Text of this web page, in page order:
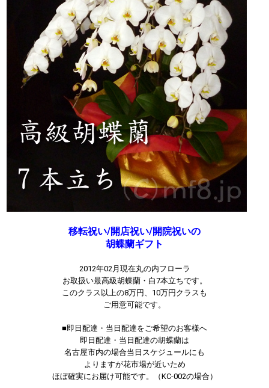
移転祝い/開店祝い/開院祝いの
胡蝶蘭ギフト
2012年02月現在丸の内フローラ
お取扱い最高級胡蝶蘭・白7本立ちです。
このクラス以上の8万円、10万円クラスも
ご用意可能です。
■即日配達・当日配達をご希望のお客様へ
即日配達・当日配達の胡蝶蘭は
名古屋市内の場合当日スケジュールにも
よりますが花市場が近いため
ほぼ確実にお届け可能です。（KC-002の場合）